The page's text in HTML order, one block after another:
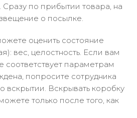
Сразу по прибытии товара, на
о посылке.
оценить состояние
вес, целостность. Если вам
соответствует параметрам
попросите сотрудника
вскрытии. Вскрывать коробку
только после того, как